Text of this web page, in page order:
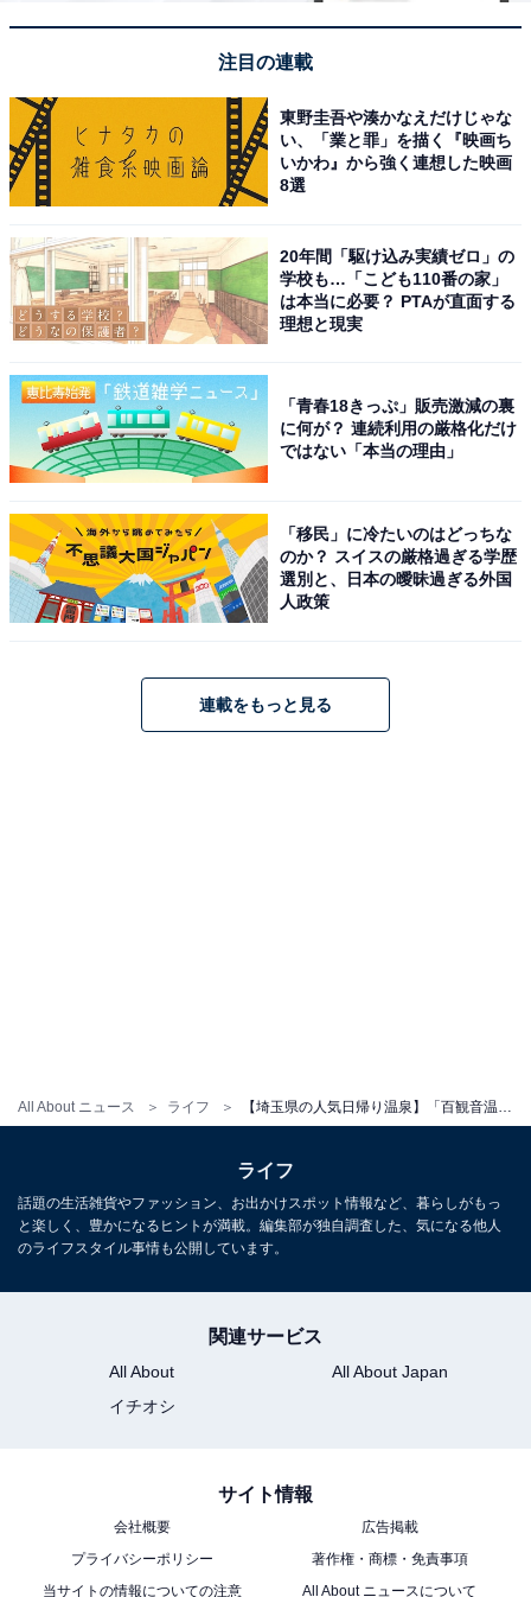
All About ニュース ライフ
処も旬の素材を使ったメニューが豊富で、一日ゆっ
アクセス・料金情報は？ 泊まれる？
所在地：埼玉県久喜市西大輪2-19-1
アクセス：JR宇都宮線「東鷲宮駅」より徒歩約3分 / 東
平日：8:00〜23:00
土・日・祝：7:00〜23:00
定休日：毎月第3火曜日（祝日の場合は翌日）
宿泊可否
注目の連載
東野圭吾や湊かなえだけじゃな
い、「業と罪」を描く『映画ち
いかわ』から強く連想した映画
8選
20年間「駆け込み実績ゼロ」の
学校も…「こども110番の家」
は本当に必要？ PTAが直面する
理想と現実
「青春18きっぷ」販売激減の裏
に何が？ 連続利用の厳格化だけ
ではない「本当の理由」
「移民」に冷たいのはどっちな
のか？ スイスの厳格過ぎる学歴
選別と、日本の曖昧過ぎる外国
人政策
連載をもっと見る
ライフ
話題の生活雑貨やファッション、お出かけスポット情報など、暮らしがもっ
と楽しく、豊かになるヒントが満載。編集部が独自調査した、気になる他人
のライフスタイル事情も公開しています。
関連サービス
All About
All About Japan
イチオシ
サイト情報
会社概要
広告掲載
プライバシーポリシー
著作権・商標・免責事項
当サイトの情報についての注意
All About ニュースについて